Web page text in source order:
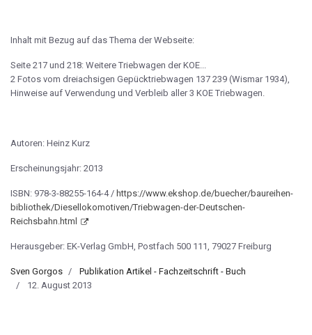
Inhalt mit Bezug auf das Thema der Webseite:
Seite 217 und 218: Weitere Triebwagen der KOE...
2 Fotos vom dreiachsigen Gepücktriebwagen 137 239 (Wismar 1934),
Hinweise auf Verwendung und Verbleib aller 3 KOE Triebwagen.
Autoren: Heinz Kurz
Erscheinungsjahr: 2013
ISBN: 978-3-88255-164-4 / https://www.ekshop.de/buecher/baureihen-
bibliothek/Diesellokomotiven/Triebwagen-der-Deutschen-
Reichsbahn.html
Herausgeber: EK-Verlag GmbH, Postfach 500 111, 79027 Freiburg
Sven Gorgos
Publikation Artikel - Fachzeitschrift - Buch
12. August 2013